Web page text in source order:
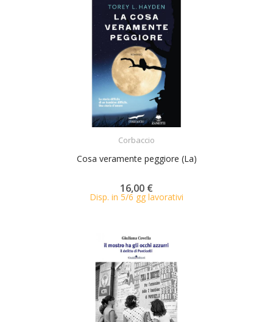
Corbaccio
Cosa veramente peggiore (La)
16,00 €
Disp. in 5/6 gg lavorativi